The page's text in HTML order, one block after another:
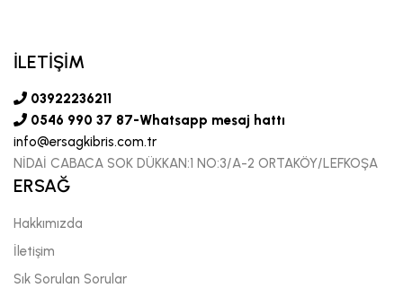
İLETİŞİM
03922236211
0546 990 37 87-Whatsapp mesaj hattı
info@ersagkibris.com.tr
NİDAİ CABACA SOK DÜKKAN:1 NO:3/A-2 ORTAKÖY/LEFKOŞA
ERSAĞ
Hakkımızda
İletişim
Sık Sorulan Sorular